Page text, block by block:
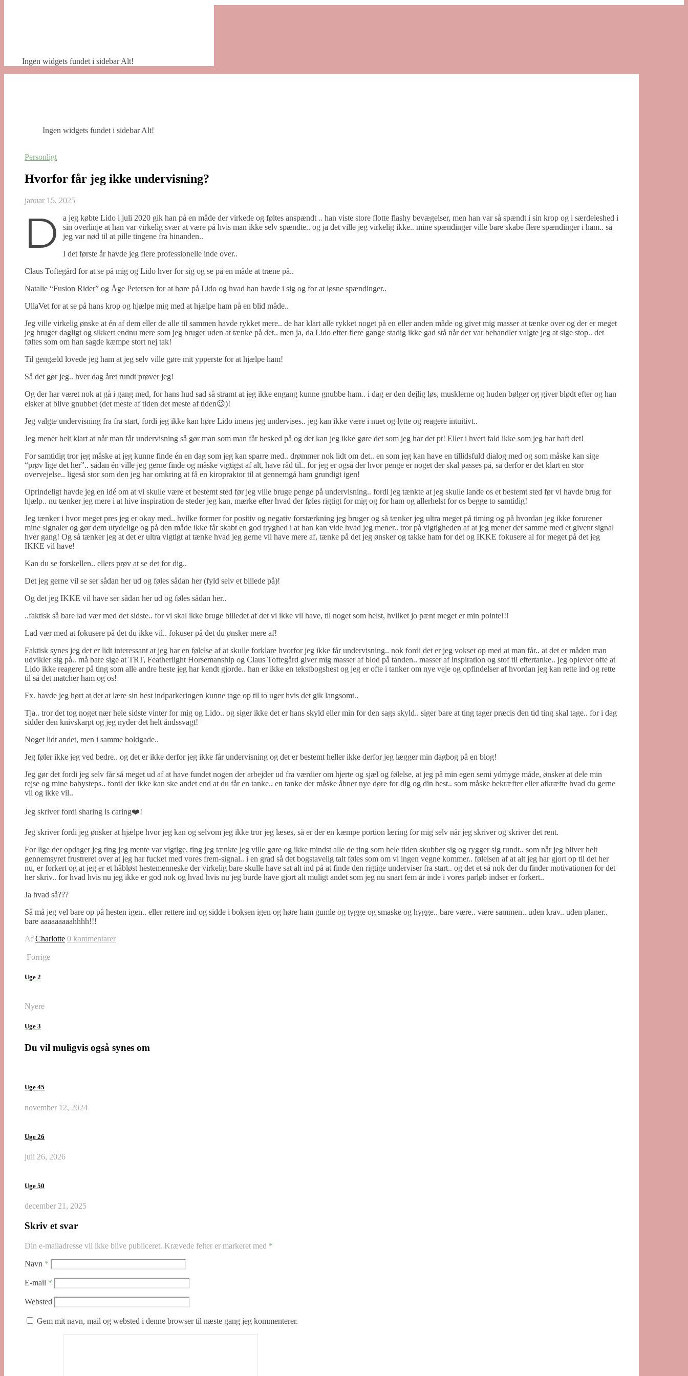
Ingen widgets fundet i sidebar Alt!
Ingen widgets fundet i sidebar Alt!
Personligt
Hvorfor får jeg ikke undervisning?
januar 15, 2025
D
a jeg købte Lido i juli 2020 gik han på en måde der virkede og føltes anspændt .. han viste store flotte flashy bevægelser, men han var så spændt i sin krop og i særdeleshed i
sin overlinje at han var virkelig svær at være på hvis man ikke selv spændte.. og ja det ville jeg virkelig ikke.. mine spændinger ville bare skabe flere spændinger i ham.. så
jeg var nød til at pille tingene fra hinanden..
I det første år havde jeg flere professionelle inde over..
Claus Toftegård for at se på mig og Lido hver for sig og se på en måde at træne på..
Natalie “Fusion Rider” og Åge Petersen for at høre på Lido og hvad han havde i sig og for at løsne spændinger..
UllaVet for at se på hans krop og hjælpe mig med at hjælpe ham på en blid måde..
Jeg ville virkelig ønske at én af dem eller de alle til sammen havde rykket mere.. de har klart alle rykket noget på en eller anden måde og givet mig masser at tænke over og der er meget
jeg bruger dagligt og sikkert endnu mere som jeg bruger uden at tænke på det.. men ja, da Lido efter flere gange stadig ikke gad stå når der var behandler valgte jeg at sige stop.. det
føltes som om han sagde kæmpe stort nej tak!
Til gengæld lovede jeg ham at jeg selv ville gøre mit ypperste for at hjælpe ham!
Så det gør jeg.. hver dag året rundt prøver jeg!
Og der har været nok at gå i gang med, for hans hud sad så stramt at jeg ikke engang kunne gnubbe ham.. i dag er den dejlig løs, musklerne og huden bølger og giver blødt efter og han
elsker at blive gnubbet (det meste af tiden det meste af tiden😉)!
Jeg valgte undervisning fra fra start, fordi jeg ikke kan høre Lido imens jeg undervises.. jeg kan ikke være i nuet og lytte og reagere intuitivt..
Jeg mener helt klart at når man får undervisning så gør man som man får besked på og det kan jeg ikke gøre det som jeg har det pt! Eller i hvert fald ikke som jeg har haft det!
For samtidig tror jeg måske at jeg kunne finde én en dag som jeg kan sparre med.. drømmer nok lidt om det.. en som jeg kan have en tillidsfuld dialog med og som måske kan sige
“prøv lige det her”.. sådan én ville jeg gerne finde og måske vigtigst af alt, have råd til.. for jeg er også der hvor penge er noget der skal passes på, så derfor er det klart en stor
overvejelse.. ligeså stor som den jeg har omkring at få en kiropraktor til at gennemgå ham grundigt igen!
Oprindeligt havde jeg en idé om at vi skulle være et bestemt sted før jeg ville bruge penge på undervisning.. fordi jeg tænkte at jeg skulle lande os et bestemt sted før vi havde brug for
hjælp.. nu tænker jeg mere i at hive inspiration de steder jeg kan, mærke efter hvad der føles rigtigt for mig og for ham og allerhelst for os begge to samtidig!
Jeg tænker i hvor meget pres jeg er okay med.. hvilke former for positiv og negativ forstærkning jeg bruger og så tænker jeg ultra meget på timing og på hvordan jeg ikke forurener
mine signaler og gør dem utydelige og på den måde ikke får skabt en god tryghed i at han kan vide hvad jeg mener.. tror på vigtigheden af at jeg mener det samme med et givent signal
hver gang! Og så tænker jeg at det er ultra vigtigt at tænke hvad jeg gerne vil have mere af, tænke på det jeg ønsker og takke ham for det og IKKE fokusere al for meget på det jeg
IKKE vil have!
Kan du se forskellen.. ellers prøv at se det for dig..
Det jeg gerne vil se ser sådan her ud og føles sådan her (fyld selv et billede på)!
Og det jeg IKKE vil have ser sådan her ud og føles sådan her..
..faktisk så bare lad vær med det sidste.. for vi skal ikke bruge billedet af det vi ikke vil have, til noget som helst, hvilket jo pænt meget er min pointe!!!
Lad vær med at fokusere på det du ikke vil.. fokuser på det du ønsker mere af!
Faktisk synes jeg det er lidt interessant at jeg har en følelse af at skulle forklare hvorfor jeg ikke får undervisning.. nok fordi det er jeg vokset op med at man får.. at det er måden man
udvikler sig på.. må bare sige at TRT, Featherlight Horsemanship og Claus Toftegård giver mig masser af blod på tanden.. masser af inspiration og stof til eftertanke.. jeg oplever ofte at
Lido ikke reagerer på ting som alle andre heste jeg har kendt gjorde.. han er ikke en tekstbogshest og jeg er ofte i tanker om nye veje og opfindelser af hvordan jeg kan rette ind og rette
til så det matcher ham og os!
Fx. havde jeg hørt at det at lære sin hest indparkeringen kunne tage op til to uger hvis det gik langsomt..
Tja.. tror det tog noget nær hele sidste vinter for mig og Lido.. og siger ikke det er hans skyld eller min for den sags skyld.. siger bare at ting tager præcis den tid ting skal tage.. for i dag
sidder den knivskarpt og jeg nyder det helt åndssvagt!
Noget lidt andet, men i samme boldgade..
Jeg føler ikke jeg ved bedre.. og det er ikke derfor jeg ikke får undervisning og det er bestemt heller ikke derfor jeg lægger min dagbog på en blog!
Jeg gør det fordi jeg selv får så meget ud af at have fundet nogen der arbejder ud fra værdier om hjerte og sjæl og følelse, at jeg på min egen semi ydmyge måde, ønsker at dele min
rejse og mine babysteps.. fordi der ikke kan ske andet end at du får en tanke.. en tanke der måske åbner nye døre for dig og din hest.. som måske bekræfter eller afkræfte hvad du gerne
vil og ikke vil..
Jeg skriver fordi sharing is caring❤️!
Jeg skriver fordi jeg ønsker at hjælpe hvor jeg kan og selvom jeg ikke tror jeg læses, så er der en kæmpe portion læring for mig selv når jeg skriver og skriver det rent.
For lige der opdager jeg ting jeg mente var vigtige, ting jeg tænkte jeg ville gøre og ikke mindst alle de ting som hele tiden skubber sig og rygger sig rundt.. som når jeg bliver helt
gennemsyret frustreret over at jeg har fucket med vores frem-signal.. i en grad så det bogstavelig talt føles som om vi ingen vegne kommer.. følelsen af at alt jeg har gjort op til det her
nu, er forkert og at jeg er et håbløst hestemenneske der virkelig bare skulle have sat alt ind på at finde den rigtige underviser fra start.. og det et så nok der du finder motivationen for det
her skriv.. for hvad hvis nu jeg ikke er god nok og hvad hvis nu jeg burde have gjort alt muligt andet som jeg nu snart fem år inde i vores parløb indser er forkert..
Ja hvad så???
Så må jeg vel bare op på hesten igen.. eller rettere ind og sidde i boksen igen og høre ham gumle og tygge og smaske og hygge.. bare være.. være sammen.. uden krav.. uden planer..
bare aaaaaaaaahhhh!!!
AfCharlotte 0 kommentarer
Forrige
Uge 2
Nyere
Uge 3
Du vil muligvis også synes om
Uge 45
november 12, 2024
Uge 26
juli 26, 2026
Uge 50
december 21, 2025
Skriv et svar
Din e-mailadresse vil ikke blive publiceret. Krævede felter er markeret med *
Navn *
E-mail *
Websted
Gem mit navn, mail og websted i denne browser til næste gang jeg kommenterer.